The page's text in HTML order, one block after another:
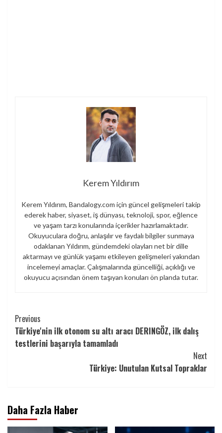
Kerem Yıldırım
Kerem Yıldırım, Bandalogy.com için güncel gelişmeleri takip
ederek haber, siyaset, iş dünyası, teknoloji, spor, eğlence
ve yaşam tarzı konularında içerikler hazırlamaktadır.
Okuyuculara doğru, anlaşılır ve faydalı bilgiler sunmaya
odaklanan Yıldırım, gündemdeki olayları net bir dille
aktarmayı ve günlük yaşamı etkileyen gelişmeleri yakından
incelemeyi amaçlar. Çalışmalarında güncelliği, açıklığı ve
okuyucu açısından önem taşıyan konuları ön planda tutar.
Continue
Reading
Previous
Türkiye'nin ilk otonom su altı aracı DERINGÖZ, ilk dalış
testlerini başarıyla tamamladı
Next
Türkiye: Unutulan Kutsal Topraklar
Daha Fazla Haber